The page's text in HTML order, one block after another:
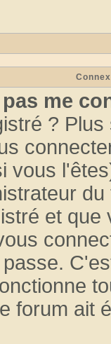
me
?
vous
et
forum ait